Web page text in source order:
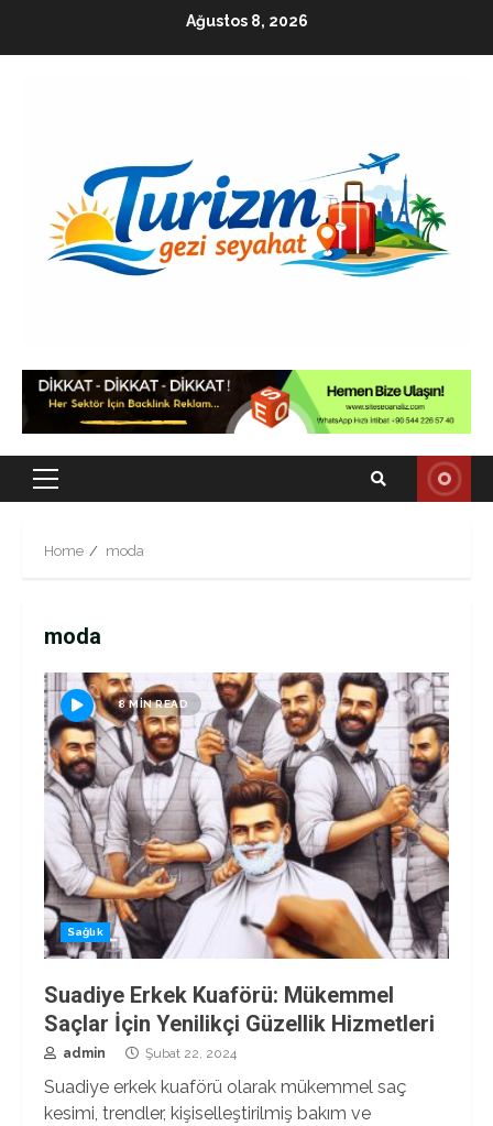
Ağustos 8, 2026
Primary
Home moda
moda
8 MIN READ
Sağlık
Suadiye Erkek Kuaförü: Mükemmel
Saçlar İçin Yenilikçi Güzellik Hizmetleri
admin Şubat 22, 2024
Suadiye erkek kuaförü olarak mükemmel saç
kesimi, trendler, kişiselleştirilmiş bakım ve